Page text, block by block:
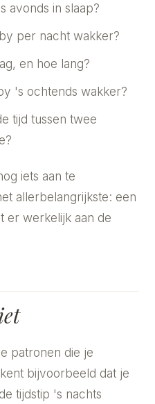
avonds in slaap?
per nacht wakker?
en hoe lang?
's ochtends wakker?
tijd tussen twee
iets aan te
allerbelangrijkste: een
er werkelijk aan de
patronen die je
bijvoorbeeld dat je
tijdstip 's nachts